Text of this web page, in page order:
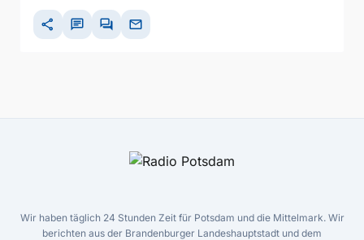
share chat forum mail
Wir haben täglich 24 Stunden Zeit für Potsdam und die Mittelmark. Wir
berichten aus der Brandenburger Landeshauptstadt und dem